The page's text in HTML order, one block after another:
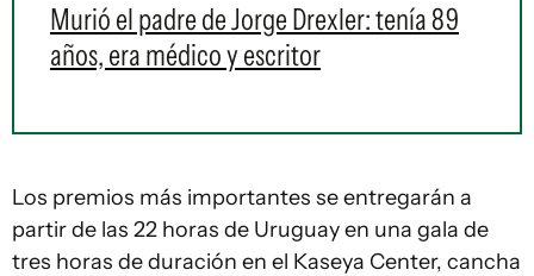
Murió el padre de Jorge Drexler: tenía 89
años, era médico y escritor
Los premios más importantes se entregarán a
partir de las 22 horas de Uruguay en una gala de
tres horas de duración en el Kaseya Center, cancha